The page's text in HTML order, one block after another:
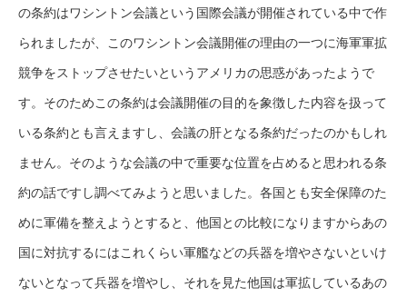
の条約はワシントン会議という国際会議が開催されている中で作
られましたが、このワシントン会議開催の理由の一つに海軍軍拡
競争をストップさせたいというアメリカの思惑があったようで
す。そのためこの条約は会議開催の目的を象徴した内容を扱って
いる条約とも言えますし、会議の肝となる条約だったのかもしれ
ません。そのような会議の中で重要な位置を占めると思われる条
約の話ですし調べてみようと思いました。各国とも安全保障のた
めに軍備を整えようとすると、他国との比較になりますからあの
国に対抗するにはこれくらい軍艦などの兵器を増やさないといけ
ないとなって兵器を増やし、それを見た他国は軍拡しているあの